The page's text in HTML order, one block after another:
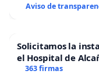
Aviso de
Solicitamos la
el Hospital de
363 firmas